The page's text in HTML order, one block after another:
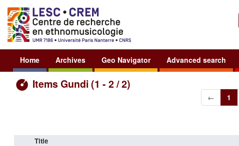
Home Archives Geo Navigator Advanced search
Items Gundi (1 - 2 / 2)
← 1
Title